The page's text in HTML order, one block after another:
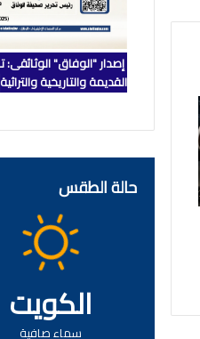
إصدار "الوفاق"
القديمة والتاريخية والتراثية
حالة الطقس
الكويت
سماء صافية